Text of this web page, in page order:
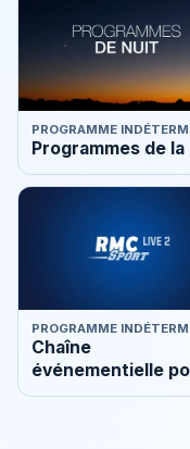
PROGRAMME
Programmes de
PROGRAMME
Chaîne
événementielle
suivre tous les